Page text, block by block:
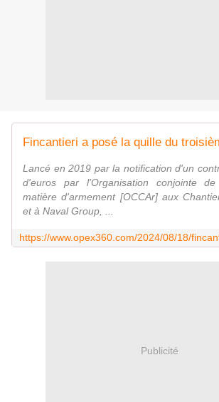
Lancé en 2019 par la notification d'un
d'euros par l'Organisation conjointe
matière d'armement [OCCAr] aux
et à Naval Group, ...
Publicité